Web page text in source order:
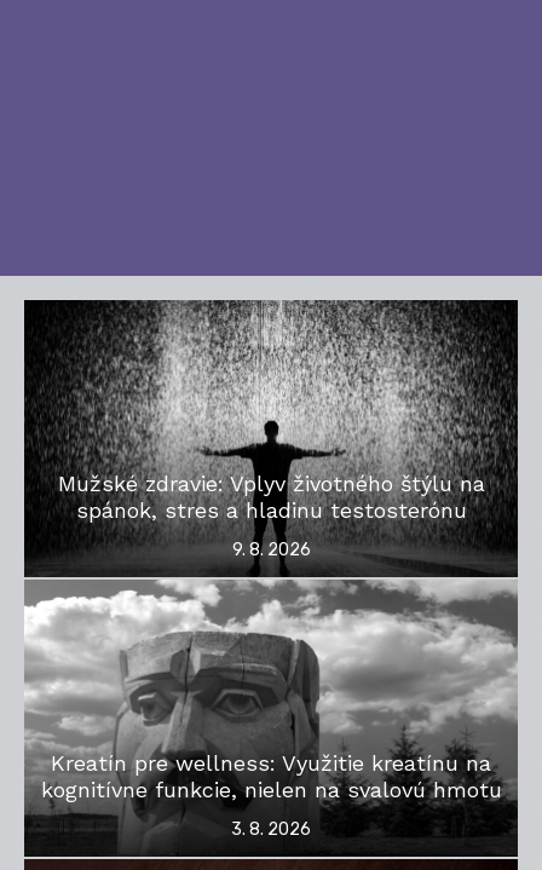
Mužské zdravie: Vplyv životného štýlu na
spánok, stres a hladinu testosterónu
Posted
on
9. 8. 2026
Kreatín pre wellness: Využitie kreatínu na
kognitívne funkcie, nielen na svalovú hmotu
Posted
on
3. 8. 2026